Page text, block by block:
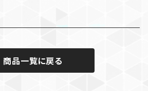
商品一覧に戻る